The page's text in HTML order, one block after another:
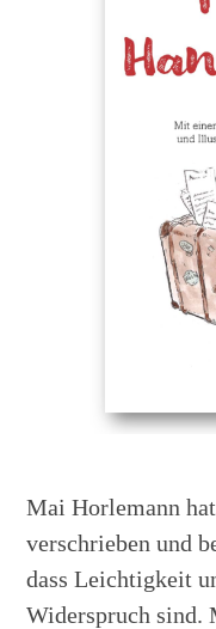
Mai Horlemann
verschrieben und
dass Leichtigkeit
Widerspruch sind.